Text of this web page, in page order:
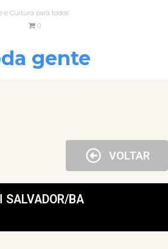
e Cultura para todos
0
gente
VOLTAR
SALVADOR/BA